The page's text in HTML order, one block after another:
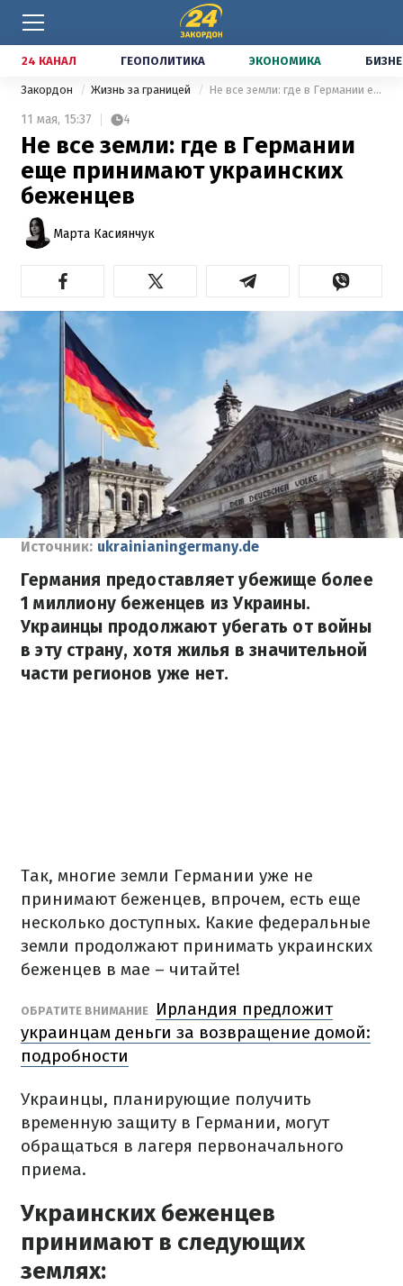
24 КАНАЛ ГЕОПОЛИТИКА ЭКОНОМИКА
Закордон Жизнь за границей Не все земли: где в Германии еще принимают украинских беженцев
11 мая, 15:37 4
Не все земли: где в Германии
еще принимают украинских
беженцев
Марта Касиянчук
Источник: ukrainianingermany.dе
Германия предоставляет убежище более
1 миллиону беженцев из Украины.
Украинцы продолжают убегать от войны
в эту страну, хотя жилья в значительной
части регионов уже нет.
Так, многие земли Германии уже не
принимают беженцев, впрочем, есть еще
несколько доступных. Какие федеральные
земли продолжают принимать украинских
беженцев в мае – читайте!
ОБРАТИТЕ ВНИМАНИЕ
Ирландия предложит
украинцам деньги за возвращение домой:
подробности
Украинцы, планирующие получить
временную защиту в Германии, могут
обращаться в лагеря первоначального
приема.
Украинских беженцев
принимают в следующих
землях: